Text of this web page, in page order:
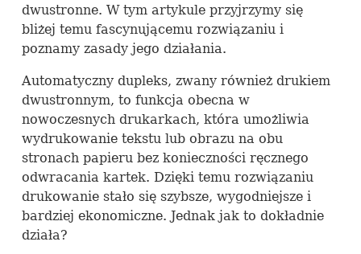
dwustronne. W tym artykule przyjrzymy się
bliżej temu fascynującemu rozwiązaniu i
poznamy zasady jego działania.
Automatyczny dupleks, zwany również drukiem
dwustronnym, to funkcja obecna w
nowoczesnych drukarkach, która umożliwia
wydrukowanie tekstu lub obrazu na obu
stronach papieru bez konieczności ręcznego
odwracania kartek. Dzięki temu rozwiązaniu
drukowanie stało się szybsze, wygodniejsze i
bardziej ekonomiczne. Jednak jak to dokładnie
działa?